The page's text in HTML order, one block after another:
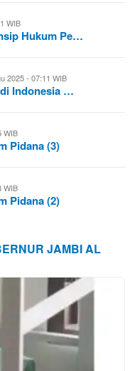
WIB
Hukum Pe…
2025 - 07:11 WIB
Indonesia …
WIB
Pidana (3)
WIB
Pidana (2)
JAMBI AL